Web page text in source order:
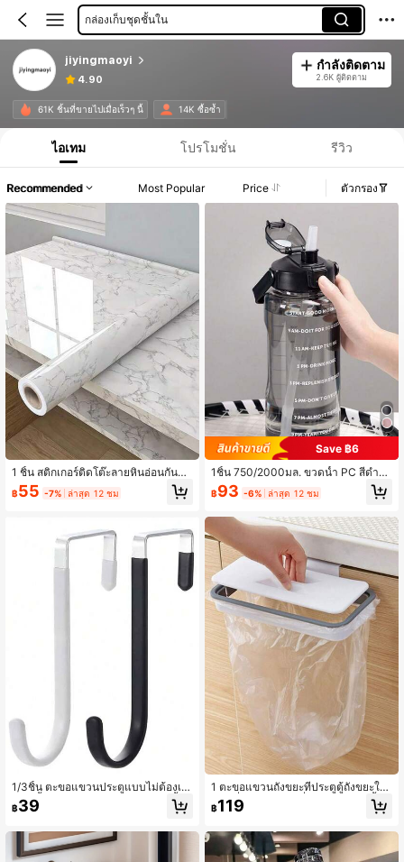
กล่องเก็บชุดชั้นใน
jiyingmaoyi
4.90
กำลังติดตาม
2.6K ผู้ติดตาม
61K ชิ้นที่ขายไปเมื่อเร็วๆ นี้ 14K ซื้อซ้ำ
ไอเทม โปรโมชั่น รีวิว
Recommended Most Popular Price ตัวกรอง
1 ชิ้น สติกเกอร์ติดโต๊ะลายหินอ่อนกันน้ำ
แบบมีกาวในตัว เหมาะสำหรับปรับปรุง
โต๊ะทำงาน โต๊ะอาหาร โต๊ะกาแฟ
฿55 -7% ล่าสุด 12 ชม
1/3ชิ้น ตะขอแขวนประตูแบบไม่ต้องเจ
าะรู, ชั้นวางของในครัว, ราวแขวนเสื้อผ้
า, ชั้นวาง, ตะขอรูปตัว S
฿39
Save ฿6
1ชิ้น 750/2000มล. ขวดน้ำ PC สีดำค
วามจุขนาดใหญ่, ถ้วยหลอดแบบพกพา
สำหรับกีฬาและฟิตเนส, เหมาะสำหรับใ
฿93 -6% ล่าสุด 12 ชม
1 ตะขอแขวนถังขยะที่ประตูตู้ถังขยะใน
ครัว ที่แขวนถุงขยะที่ประตู อุปกรณ์ชั้นว
างของในครัว
฿119